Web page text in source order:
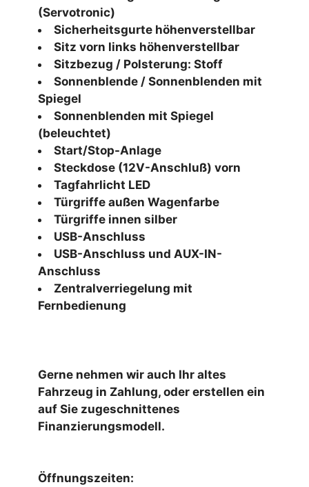
(Servotronic)
Sicherheitsgurte höhenverstellbar
Sitz vorn links höhenverstellbar
Sitzbezug / Polsterung: Stoff
Sonnenblende / Sonnenblenden mit
Spiegel
Sonnenblenden mit Spiegel
(beleuchtet)
Start/Stop-Anlage
Steckdose (12V-Anschluß) vorn
Tagfahrlicht LED
Türgriffe außen Wagenfarbe
Türgriffe innen silber
USB-Anschluss
USB-Anschluss und AUX-IN-
Anschluss
Zentralverriegelung mit
Fernbedienung
Gerne nehmen wir auch Ihr altes
Fahrzeug in Zahlung, oder erstellen ein
auf Sie zugeschnittenes
Finanzierungsmodell.
Öffnungszeiten: